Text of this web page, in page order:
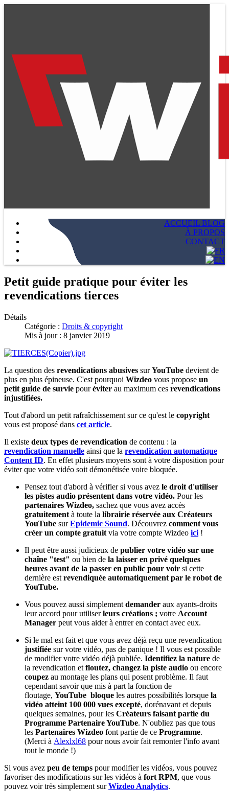
ACCUEIL BLOG
À PROPOS
CONTACT
Petit guide pratique pour éviter les
revendications tierces
Détails
Catégorie : Droits & copyright
Mis à jour : 8 janvier 2019
La question des revendications abusives surYouTube devient de
plus en plus épineuse. C'est pourquoi Wizdeo vous propose un
petit guide de survie pouréviter au maximum ces revendications
injustifiées.
Tout d'abord un petit rafraîchissement sur ce qu'est le copyright
vous est proposé dans cet article.
Il existe deux types de revendication de contenu : la
revendication manuelle ainsi que la revendication automatique
Content ID. En effet plusieurs moyens sont à votre disposition pour
éviter que votre vidéo soit démonétisée voire bloquée.
Pensez tout d'abord à vérifier si vous avez le droit d'utiliser
les pistes audio présentent dans votre vidéo. Pour les
partenaires Wizdeo, sachez que vous avez accès
gratuitement à toute la librairie réservée aux Créateurs
YouTube surEpidemic Sound. Découvrez comment vous
créer un compte gratuit via votre compte Wizdeo ici !
Il peut être aussi judicieux de publier votre vidéo sur une
chaîne "test" ou bien de la laisser en privé quelques
heures avant de la passer en public pour voir si cette
dernière est revendiquée automatiquement par le robot de
YouTube.
Vous pouvez aussi simplement demander aux ayants-droits
leur accord pour utiliserleurs créations ; votre Account
Manager peut vous aider à entrer en contact avec eux.
Si le mal est fait et que vous avez déjà reçu une revendication
justifiée sur votre vidéo, pas de panique ! Il vous est possible
de modifier votre vidéo déjà publiée. Identifiez la nature de
la revendication et floutez, changez la piste audio ou encore
coupez au montage les plans qui posent problème. Il faut
cependant savoir que mis à part la fonction de
floutage, YouTube bloque les autres possibilités lorsque la
vidéo atteint 100 000 vues excepté, dorénavant et depuis
quelques semaines, pour les Créateurs faisant partie du
Programme Partenaire YouTube. N'oubliez pas que tous
les Partenaires Wizdeo font partie de ce Programme.
(Merci à Alexlxl68 pour nous avoir fait remonter l'info avant
tout le monde !)
Si vous avez peu de temps pour modifier les vidéos, vous pouvez
favoriser des modifications sur les vidéos à fort RPM, que vous
pouvez voir très simplement surWizdeo Analytics.